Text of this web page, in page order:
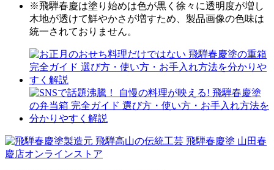
※飛騨春慶は塗り始めは色が黒く徐々に透明度が増し
木地が透けて鮮やかさが増すため、製品画像の色味は
統一されておりません。